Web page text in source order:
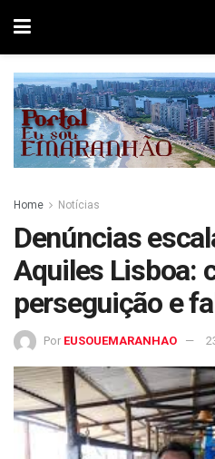
Home Notícias
Denúncias
Aquiles Lisboa:
perseguição e
Por EUSOUEMARANHAO